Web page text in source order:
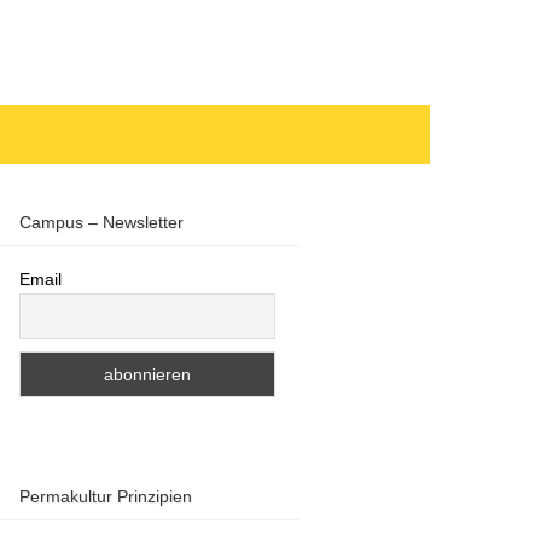
Campus – Newsletter
Email
Permakultur Prinzipien